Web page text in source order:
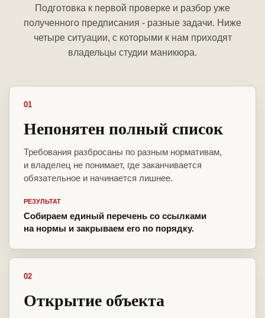
Подготовка к первой проверке и разбор уже
полученного предписания - разные задачи. Ниже
четыре ситуации, с которыми к нам приходят
владельцы студии маникюра.
01
Непонятен полный список
Требования разбросаны по разным нормативам,
и владелец не понимает, где заканчивается
обязательное и начинается лишнее.
РЕЗУЛЬТАТ
Собираем единый перечень со ссылками
на нормы и закрываем его по порядку.
02
Открытие объекта